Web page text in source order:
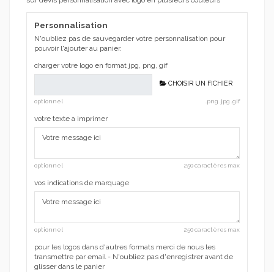
Personnalisation
N'oubliez pas de sauvegarder votre personnalisation pour
pouvoir l'ajouter au panier.
charger votre logo en format jpg, png, gif
CHOISIR UN FICHIER
optionnel .png .jpg .gif
votre texte a imprimer
optionnel 250 caractères max
vos indications de marquage
optionnel 250 caractères max
pour les logos dans d'autres formats merci de nous les
transmettre par email - N'oubliez pas d'enregistrer avant de
glisser dans le panier